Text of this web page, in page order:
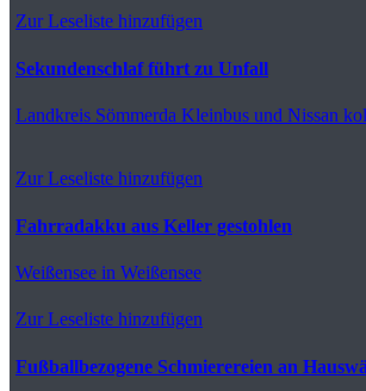
Zur Leseliste hinzufügen
Sekundenschlaf führt zu Unfall
Landkreis Sömmerda Kleinbus und Nissan
Zur Leseliste hinzufügen
Fahrradakku aus Keller gestohlen
Weißensee in Weißensee
Zur Leseliste hinzufügen
Fußballbezogene Schmierereien an